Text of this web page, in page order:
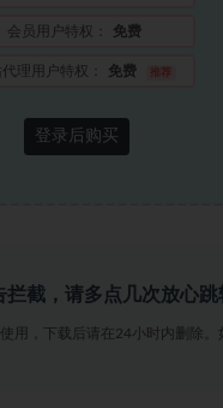
会员用户特权： 免费
代理用户特权： 免费 推荐
登录后购买
截，请多点几次放心跳
用，下载后请在24小时内删除